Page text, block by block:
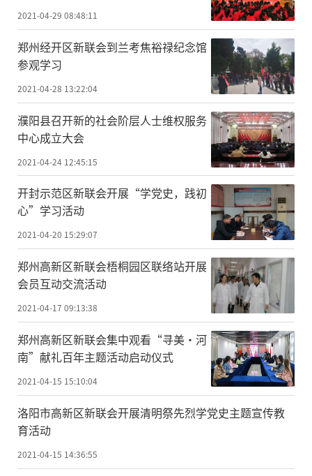
2021-04-29 08:48:11
郑州经开区新联会到兰考焦裕禄纪念馆
参观学习
2021-04-28 13:22:04
濮阳县召开新的社会阶层人士维权服务
中心成立大会
2021-04-24 12:45:15
开封示范区新联会开展“学党史，践初
心”学习活动
2021-04-20 15:29:07
郑州高新区新联会梧桐园区联络站开展
会员互动交流活动
2021-04-17 09:13:38
郑州高新区新联会集中观看“寻美·河
南”献礼百年主题活动启动仪式
2021-04-15 15:10:04
洛阳市高新区新联会开展清明祭先烈学党史主题宣传教
育活动
2021-04-15 14:36:55